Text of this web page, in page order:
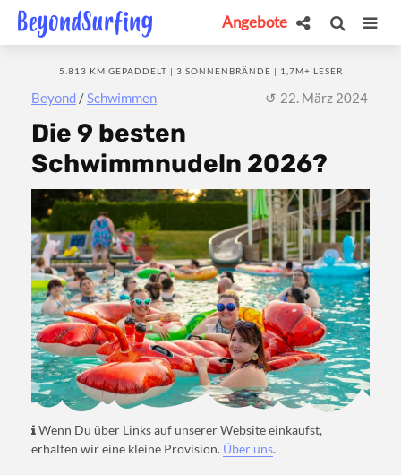
Angebote
Beyond /Schwimmen
5.813 KM GEPADDELT | 3 SONNENBRÄNDE | 1,7M+ LESER
22. März 2024
Die 9 besten
Schwimmnudeln 2026?
Wenn Du über Links auf unserer Website einkaufst,
erhalten wir eine kleine Provision. Über uns.